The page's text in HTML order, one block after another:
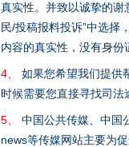
真实性。并致以诚挚的谢
民/投稿报料投诉”中选择
内容的真实性，没有身份
4、
如果您希望我们提供
时候需要您直接寻找司法
5、
中国公共传媒、中国
news等传媒网站主要为
习近平的博鳌关